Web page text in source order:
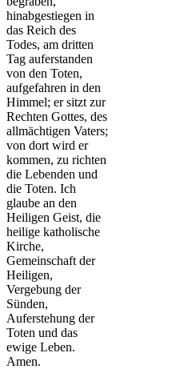
hinabgestiegen in
das Reich des
Todes, am dritten
Tag auferstanden
von den Toten,
aufgefahren in den
Himmel; er sitzt zur
Rechten Gottes, des
allmächtigen Vaters;
von dort wird er
kommen, zu richten
die Lebenden und
die Toten. Ich
glaube an den
Heiligen Geist, die
heilige katholische
Kirche,
Gemeinschaft der
Heiligen,
Vergebung der
Sünden,
Auferstehung der
Toten und das
ewige Leben.
Amen.